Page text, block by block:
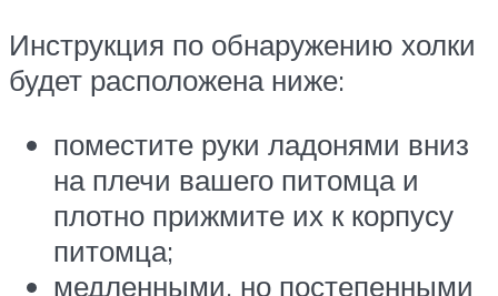
Инструкция по обнаружению холки
будет расположена ниже:
поместите руки ладонями вниз
на плечи вашего питомца и
плотно прижмите их к корпусу
питомца;
медленными, но постепенными